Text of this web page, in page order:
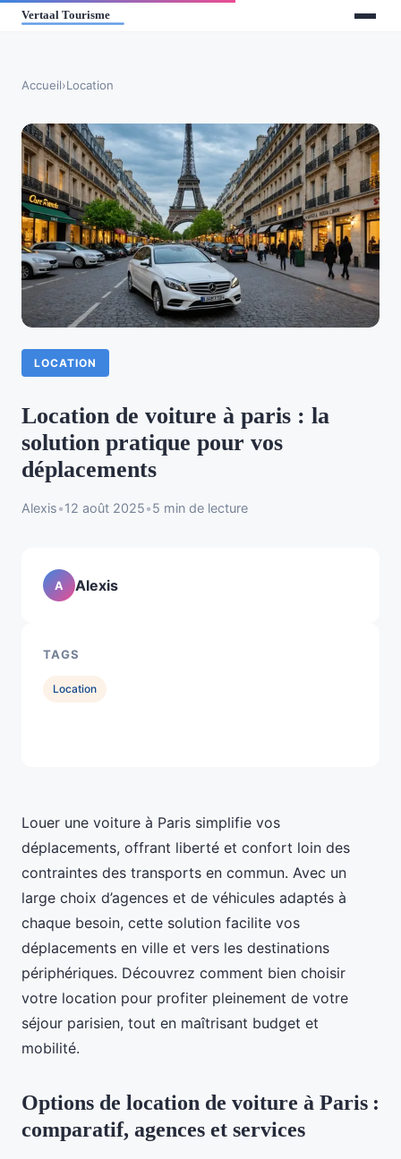
Accueil›Location
LOCATION
Location de voiture à paris : la
solution pratique pour vos
déplacements
Alexis•12 août 2025•5 min de lecture
Louer une voiture à Paris simplifie vos
déplacements, offrant liberté et confort loin des
contraintes des transports en commun. Avec un
large choix d’agences et de véhicules adaptés à
chaque besoin, cette solution facilite vos
déplacements en ville et vers les destinations
périphériques. Découvrez comment bien choisir
votre location pour profiter pleinement de votre
séjour parisien, tout en maîtrisant budget et
mobilité.
Options de location de voiture à Paris :
comparatif, agences et services
A Alexis
TAGS
Location